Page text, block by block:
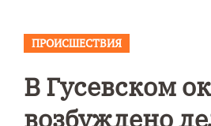
ПРОИСШЕСТВИЯ
В Гусевском
возбуждено